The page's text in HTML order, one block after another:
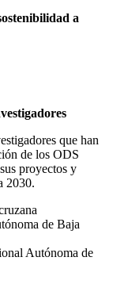
a
que han
de los ODS
proyectos y
2030.
de Baja
Autónoma de